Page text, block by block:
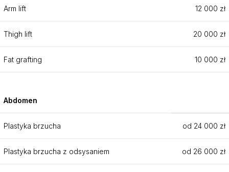
Arm lift 12 000 zł
Thigh lift 20 000 zł
Fat grafting 10 000 zł
Abdomen
Plastyka brzucha od 24 000 zł
Plastyka brzucha z odsysaniem od 26 000 zł